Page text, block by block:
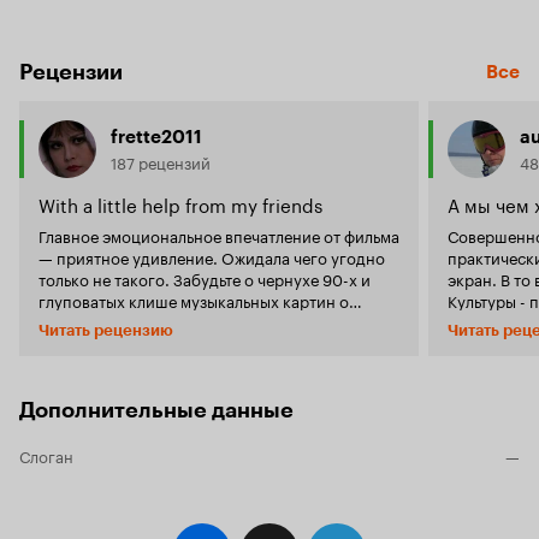
Рецензии Все
frette2011
187 рецензий
With a little help from my friends
Главное эмоциональное впечатление от фильма
— приятное удивление. Ожидала чего угодно
только не такого. Забудьте о чернухе 90-х и
глуповатых клише музыкальных картин о
рождении звезд. У «Наш человек в Сан-Ремо»
необыкновенно легкое дыхание, фильм
чуточку криминала всё замешано очень
очень широкий, от попсы начала 90-х:
Читать рецензию
А мы чем
экран. В то
Культуры -
репетиции
Читать
Дополнительные данные
Слоган —